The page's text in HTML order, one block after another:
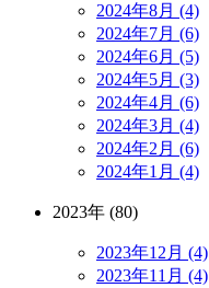
2024年8月 (4)
2024年7月 (6)
2024年6月 (5)
2024年5月 (3)
2024年4月 (6)
2024年3月 (4)
2024年2月 (6)
2024年1月 (4)
2023年 (80)
2023年12月 (4)
2023年11月 (4)